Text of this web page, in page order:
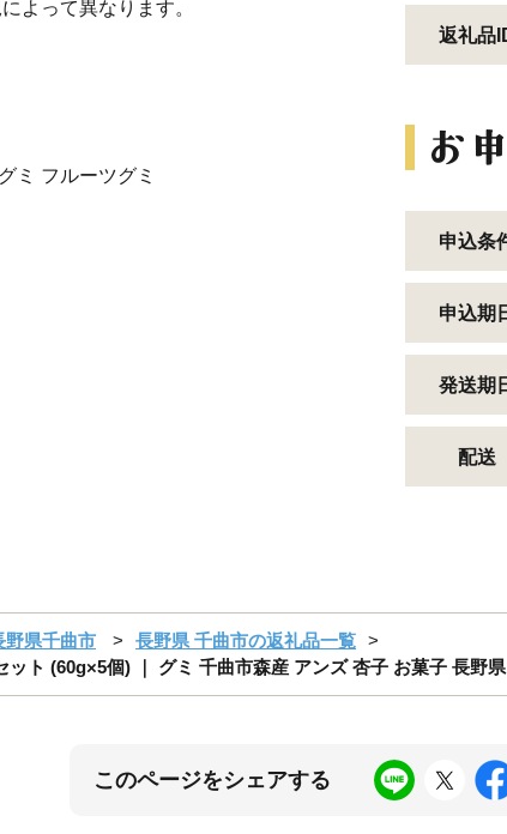
よって異なります。
ミ フルーツグミ
返礼品
申込条
申込期
発送期
配送
野県千曲市
長野県 千曲市の返礼品一覧
ト (60g×5個) ｜ グミ 千曲市森産 アンズ 杏子 お菓子 長野
このページをシェアする